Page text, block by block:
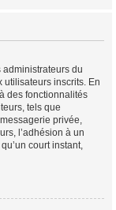
administrateurs du
inscrits. En
des fonctionnalités
tels que
privée,
l’adhésion à un
court instant,